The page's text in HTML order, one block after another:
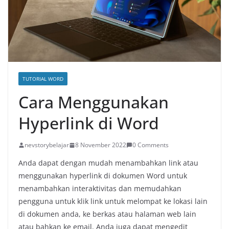
TUTORIAL WORD
Cara Menggunakan
Hyperlink di Word
nevstorybelajar 8 November 2022 0 Comments
Anda dapat dengan mudah menambahkan link atau
menggunakan hyperlink di dokumen Word untuk
menambahkan interaktivitas dan memudahkan
pengguna untuk klik link untuk melompat ke lokasi lain
di dokumen anda, ke berkas atau halaman web lain
atau bahkan ke email. Anda juga dapat mengedit